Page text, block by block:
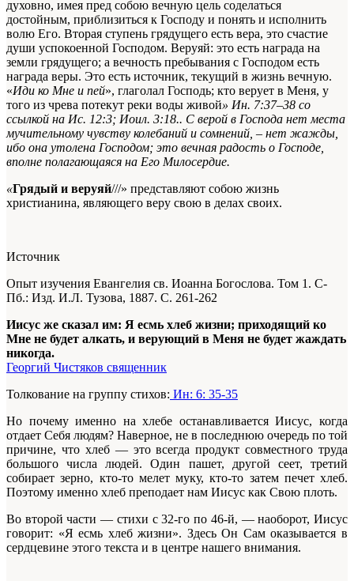
духовно, имея пред собою вечную цель соделаться
достойным, приблизиться к Господу и понять и исполнить
волю Его. Вторая ступень грядущего есть вера, это счастие
души успокоенной Господом. Веруяй: это есть награда на
земли грядущего; а вечность пребывания с Господом есть
награда веры. Это есть источник, текущий в жизнь вечную.
«Иди ко Мне и пей», глаголал Господь; кто верует в Меня, у
того из чрева потекут реки воды живой» Ин. 7:37–38 со
ccылкой на Ис. 12:3; Иоил. 3:18.. С верой в Господа нет места
мучительному чувству колебаний и сомнений, – нет жажды,
ибо она утолена Господом; это вечная радость о Господе,
вполне полагающаяся на Его Милосердие.
«Грядый и веруяй///» представляют собою жизнь
христианина, являющего веру свою в делах своих.
Источник
Опыт изучения Евангелия св. Иоанна Богослова. Том 1. С-
Пб.: Изд. И.Л. Тузова, 1887. С. 261-262
Иисус же сказал им: Я есмь хлеб жизни; приходящий ко
Мне не будет алкать, и верующий в Меня не будет жаждать
никогда.
Георгий Чистяков священник
Толкование на группу стихов: Ин: 6: 35-35
Но почему именно на хлебе останавливается Иисус, когда
отдает Себя людям? Наверное, не в последнюю очередь по той
причине, что хлеб — это всегда продукт совместного труда
большого числа людей. Один пашет, другой сеет, третий
собирает зерно, кто-то мелет муку, кто-то затем печет хлеб.
Поэтому именно хлеб преподает нам Иисус как Свою плоть.
Во второй части — стихи с 32-го по 46-й, — наоборот, Иисус
говорит: «Я есмь хлеб жизни». Здесь Он Сам оказывается в
сердцевине этого текста и в центре нашего внимания.